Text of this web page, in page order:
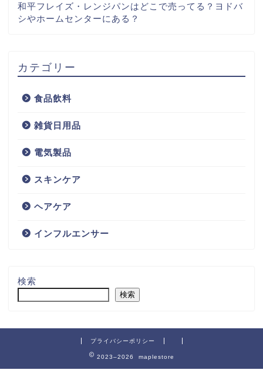
和平フレイズ・レンジパンはどこで売ってる？ヨドバ
シやホームセンターにある？
カテゴリー
食品飲料
雑貨日用品
電気製品
スキンケア
ヘアケア
インフルエンサー
検索
検索
プライバシーポリシー
2023–2026 maplestore